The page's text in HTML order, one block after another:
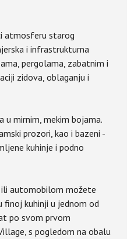
atmosferu starog
i infrastrukturna
pergolama, zabatnim i
zidova, oblaganju i
u mirnim, mekim bojama.
prozori, kao i bazeni -
kuhinje i podno
ili automobilom možete
finoj kuhinji u jednom od
po svom prvom
s pogledom na obalu